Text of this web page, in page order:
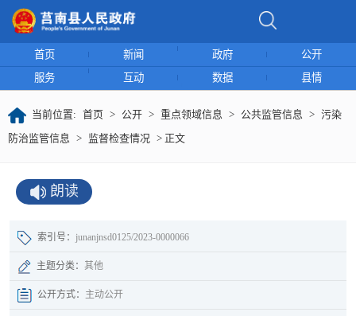
首页 新闻 政府
公开
服务
互动 数据 县情
当前位置: 首页 > 公开 > 重点领域信息 > 公共监管信息 > 污染
防治监管信息 > 监督检查情况 > 正文
朗读
索引号： junanjnsd0125/2023-0000066
主题分类： 其他
公开方式： 主动公开